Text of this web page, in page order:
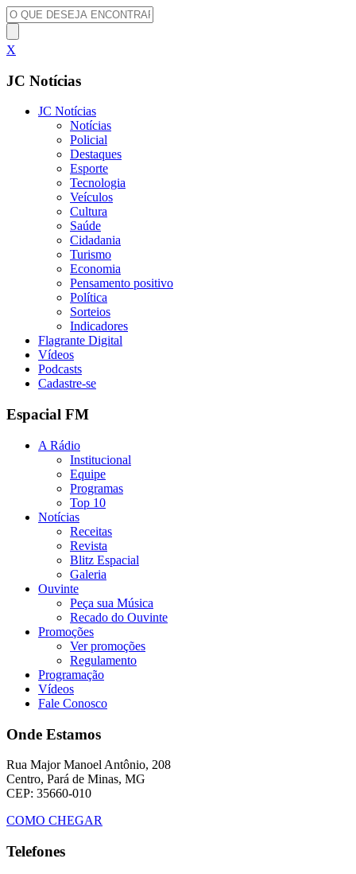
X
JC Notícias
JC Notícias
Notícias
Policial
Destaques
Esporte
Tecnologia
Veículos
Cultura
Saúde
Cidadania
Turismo
Economia
Pensamento positivo
Política
Sorteios
Indicadores
Flagrante Digital
Vídeos
Podcasts
Cadastre-se
Espacial FM
A Rádio
Institucional
Equipe
Programas
Top 10
Notícias
Receitas
Revista
Blitz Espacial
Galeria
Ouvinte
Peça sua Música
Recado do Ouvinte
Promoções
Ver promoções
Regulamento
Programação
Vídeos
Fale Conosco
Onde Estamos
Rua Major Manoel Antônio, 208
Centro, Pará de Minas, MG
CEP: 35660-010
COMO CHEGAR
Telefones